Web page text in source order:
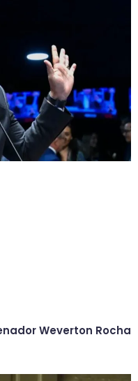
Weverton Rocha